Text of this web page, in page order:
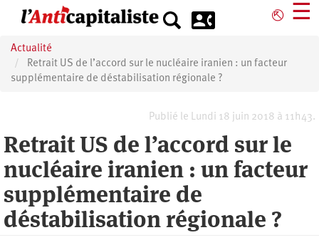
principal
⎋ ☰
Actualité
Retrait US de l’accord sur le nucléaire iranien : un facteur
supplémentaire de déstabilisation régionale ?
Publié le Lundi 18 juin 2018 à 11h43.
Retrait US de l’accord sur le
nucléaire iranien : un facteur
supplémentaire de
déstabilisation régionale ?